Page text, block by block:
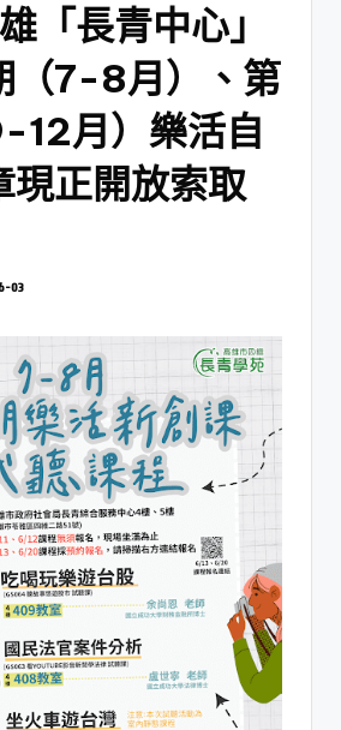
「長青中心」
7-8月）、第
12月）樂活自
現正開放索取
03